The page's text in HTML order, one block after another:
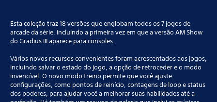
Esta coleção traz 18 versões que englobam todos os 7 jogos de
arcade da série, incluindo a primeira vez em que a versão AM Show
do Gradius III aparece para consoles.
Vários novos recursos convenientes foram acrescentados aos jogos,
incluindo salvar o estado do jogo, a opção de retroceder e o modo
invencível. O novo modo treino permite que você ajuste
configurações, como pontos de reinício, contagens de loop e status
dos poderes, para ajudar você a melhorar suas habilidades até a